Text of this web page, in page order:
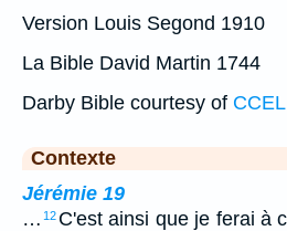
Version Louis Segond 1910
La Bible David Martin 1744
Darby Bible courtesy of
Contexte
Jérémie 19
… 12 C'est ainsi que je ferai à